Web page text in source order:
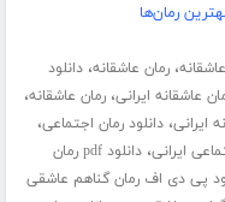
رمان‌ها
،رمان عاشقانه،دانلود
عاشقانه ایرانی،رمان عاشقانه،
ایرانی،دانلود رمان اجتماعی،
ایرانی،
دانلود pdf رمان
پی دی اف رمان گناهم عاشقی